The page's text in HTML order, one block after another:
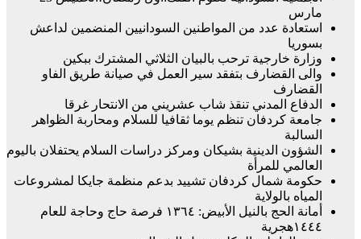
مارس
استعادة عدد من المواطنين السودانيين المنضمين لداعش
بسوريا
وزارة خارجية ترحب بالبيان الثلاثي المشترك ببكين
والى القضارف بتفقد سير العمل في صيانة طريق الفاو
القضارف
الدفاع المدني تنقذ شاب عشريني من الانتحار غرقا
جامعة كردفان تنظم يوما ثقافيا للسلام ومحاربة الظواهر
السالبة
الشؤون الدينية بشيكان ومركز دراسات السلام يحتفلان باليوم
العالمي للمرأة
حكومة شمال كردفان تشييد بدعم منظمة جايكا لمشروعات
المياه بالولاية
أمانة الحج بالنيل الأبيض: ١٣٦٤ فرصة حاج وحاجة للعام
١٤٤٤هجرية